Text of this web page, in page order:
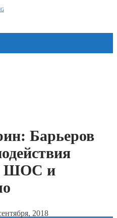
Барьеров
ШОС и
2018